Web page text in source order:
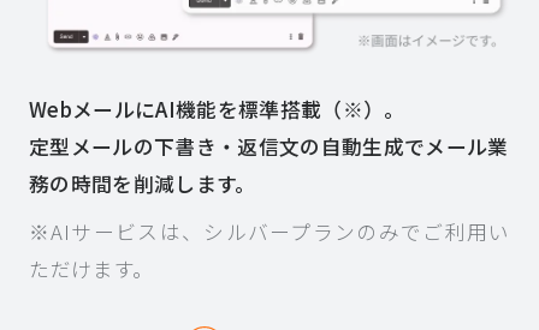
WebメールにAI機能を標準搭載（※）。
定型メールの下書き・返信文の自動生成でメール業
務の時間を削減します。
※AIサービスは、シルバープランのみでご利用い
ただけます。